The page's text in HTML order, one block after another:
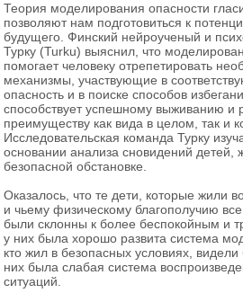
Теория моделирования опасности
позволяют нам подготовиться к
будущего. Финский нейроученый и
Турку (Turku) выяснил, что
помогает человеку отрепетировать
механизмы, участвующие в
опасность и в поиске способов
способствует успешному выживанию и
преимуществу как вида в целом, так и
Исследовательская команда Турку
основании анализа сновидений детей,
безопасной обстановке.
Оказалось, что те дети, которые жили
и чьему физическому благополучию
были склонны к более беспокойным и
у них была хорошо развита система
кто жил в безопасных условиях,
них была слабая система
ситуаций.